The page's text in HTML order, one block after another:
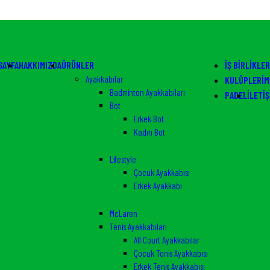
HAKKIMIZDAÜRÜNLER
Ayakkabılar
Badminton Ayakkabıları
Bot
Erkek Bot
Kadın Bot
Lifestyle
Çocuk Ayakkabısı
Erkek Ayakkabı
McLaren
Tenis Ayakkabıları
All Court Ayakkabılar
Çocuk Tenis Ayakkabısı
Erkek Tenis Ayakkabısı
İŞ
PADEL